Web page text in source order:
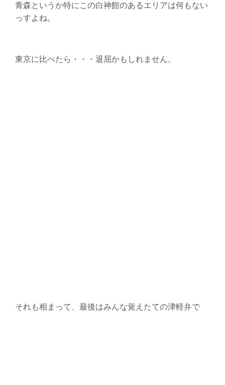
青森というか特にこの白神館のあるエリアは何もない
っすよね。
東京に比べたら・・・退屈かもしれません。
それも相まって、最後はみんな覚えたての津軽弁で